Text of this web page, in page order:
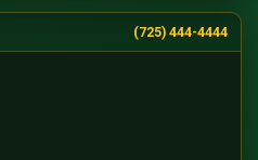
(725) 444-4444